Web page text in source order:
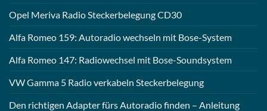
Opel Meriva Radio Steckerbelegung CD30
Alfa Romeo 159: Autoradio wechseln mit Bose-System
Alfa Romeo 147: Radiowechsel mit Bose-Soundsystem
VW Gamma 5 Radio verkabeln Steckerbelegung
Den richtigen Adapter fürs Autoradio finden – Anleitung